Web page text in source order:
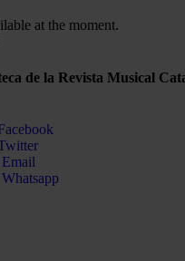
at the moment.
de la Revista Musical